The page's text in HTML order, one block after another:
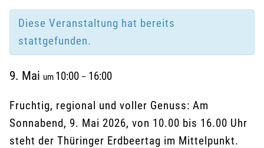
Diese Veranstaltung hat bereits
stattgefunden.
9. Mai um 10:00 – 16:00
Fruchtig, regional und voller Genuss: Am
Sonnabend, 9. Mai 2026, von 10.00 bis 16.00 Uhr
steht der Thüringer Erdbeertag im Mittelpunkt.